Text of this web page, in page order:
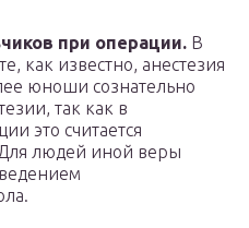
при операции. В
как известно, анестезия
юноши сознательно
так как в
это считается
людей иной веры